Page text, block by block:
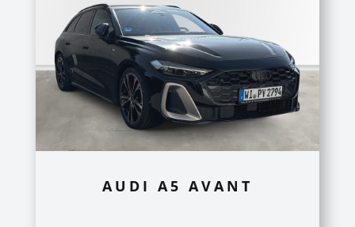
AUDI A5 AVANT